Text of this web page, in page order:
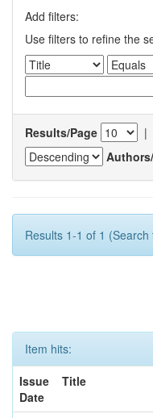
Add filters:
Use filters to refine the
Results/Page |
Results 1-1 of 1
Item hits:
Issue
Date
Title